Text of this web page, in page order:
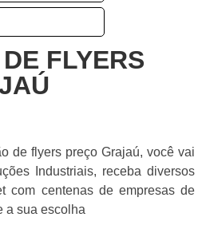
FLYERS
de flyers preço Grajaú, você vai
Industriais, receba diversos
com centenas de empresas de
a sua escolha